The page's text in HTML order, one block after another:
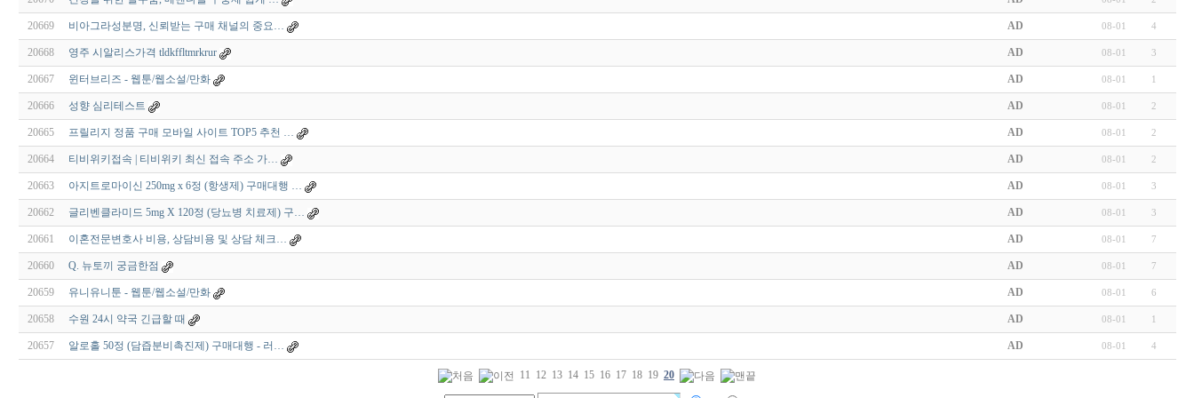
20669 비아그라성분명, 신뢰받는 구매 채널의 중요… AD 08-01 4
20668 영주 시알리스가격 tldkffltmrkrur AD 08-01 3
20667 윈터브리즈 - 웹툰/웹소설/만화 AD 08-01 1
20666 성향 심리테스트 AD 08-01 2
20665 프릴리지 정품 구매 모바일 사이트 TOP5 추천 … AD 08-01 2
20664 티비위키접속 | 티비위키 최신 접속 주소 가… AD 08-01 2
20663 아지트로마이신 250mg x 6정 (항생제) 구매대행 … AD 08-01 3
20662 글리벤클라미드 5mg X 120정 (당뇨병 치료제) 구… AD 08-01 3
20661 이혼전문변호사 비용, 상담비용 및 상담 체크… AD 08-01 7
20660 Q. 뉴토끼 궁금한점 AD 08-01 7
20659 유니유니툰 - 웹툰/웹소설/만화 AD 08-01 6
20658 수원 24시 약국 긴급할 때 AD 08-01 1
20657 알로홀 50정 (담즙분비촉진제) 구매대행 - 러… AD 08-01 4
11 12 13 14 15 16 17 18 19 20